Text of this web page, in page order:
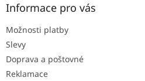
Informace pro vás
Možnosti platby
Slevy
Doprava a poštovné
Reklamace